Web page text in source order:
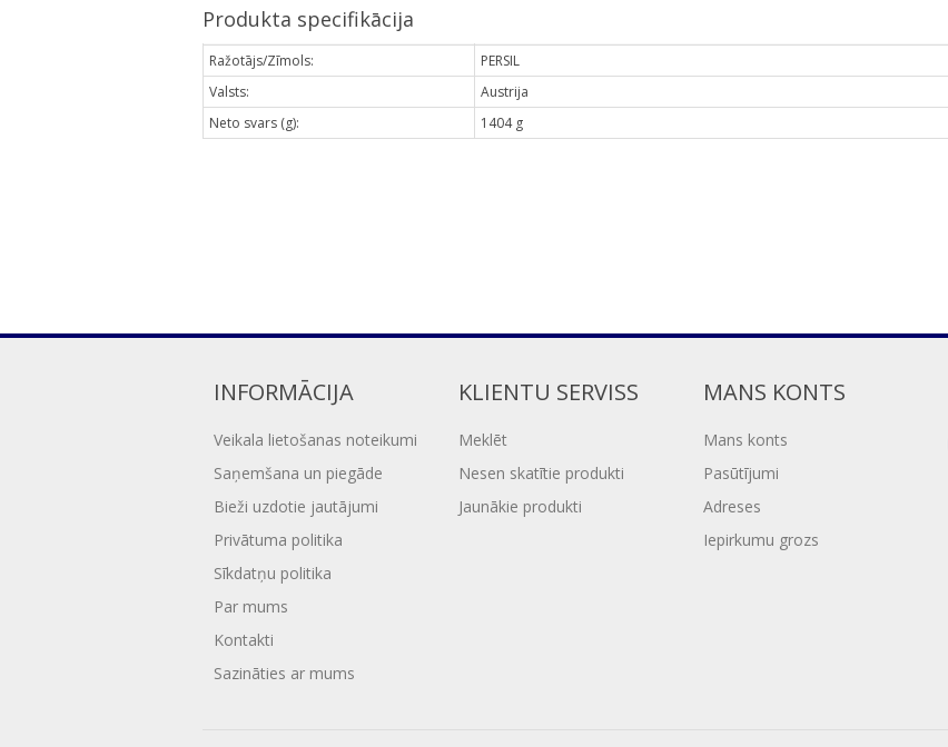
Produkta specifikācija
Ražotājs/Zīmols:
PERSIL
Valsts:
Austrija
Neto svars (g):
1404 g
INFORMĀCIJA
Veikala lietošanas noteikumi
Saņemšana un piegāde
Bieži uzdotie jautājumi
Privātuma politika
Sīkdatņu politika
Par mums
Kontakti
Sazināties ar mums
KLIENTU SERVISS
Meklēt
Nesen skatītie produkti
Jaunākie produkti
MANS KONTS
Mans konts
Pasūtījumi
Adreses
Iepirkumu grozs